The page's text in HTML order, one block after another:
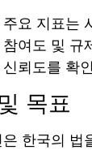
요 지표는
여도 및 규
뢰도를 확
목표
한국의 법